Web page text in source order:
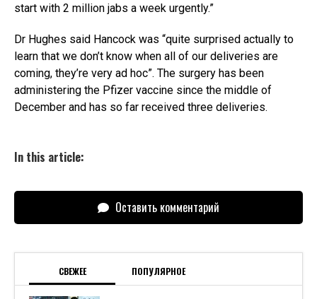
start with 2 million jabs a week urgently.”
Dr Hughes said Hancock was “quite surprised actually to
learn that we don’t know when all of our deliveries are
coming, they’re very ad hoc”. The surgery has been
administering the Pfizer vaccine since the middle of
December and has so far received three deliveries.
In this article:
Оставить комментарий
СВЕЖЕЕ ПОПУЛЯРНОЕ